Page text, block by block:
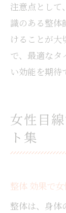
注意点として
識のある整体
けることが大
で、最適なタ
い効能を期待
女性目
ト集
整体 効果で
整体は、身体